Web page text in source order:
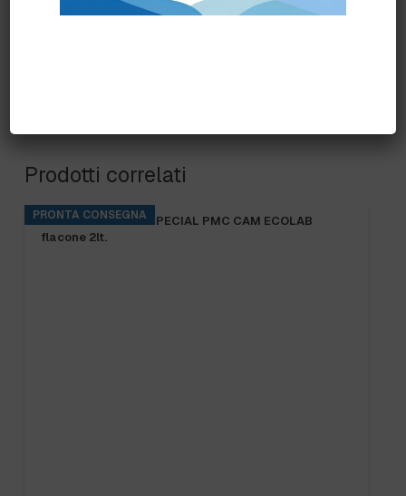
Prodotti correlati
PRONTA CONSEGNA
KITCHENPRO DES SPECIAL PMC CAM ECOLAB
flacone 2lt.